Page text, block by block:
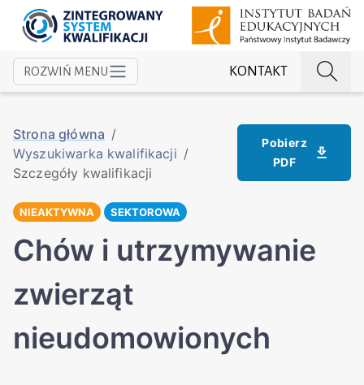
KONTAKT
ROZWIŃ MENU